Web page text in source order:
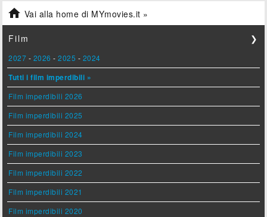
 Vai alla home di MYmovies.it »
Film ❯
2027 - 2026 -2025 - 2024
Tutti i film imperdibili »
Film imperdibili 2026
Film imperdibili 2025
Film imperdibili 2024
Film imperdibili 2023
Film imperdibili 2022
Film imperdibili 2021
Film imperdibili 2020